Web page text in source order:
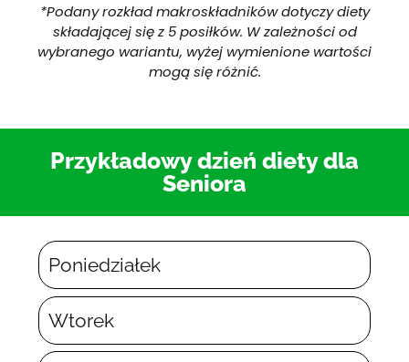
*Podany rozkład makroskładników dotyczy diety
składającej się z 5 posiłków. W zależności od
wybranego wariantu, wyżej wymienione wartości
mogą się różnić.
Przykładowy dzień diety dla
Seniora
Poniedziałek
Wtorek